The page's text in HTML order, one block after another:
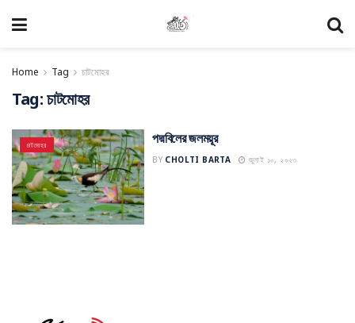
Home Tag চাটমোহর
Tag:চাটমোহর
চাটমোহর পদ্মবিলের জলময়ূর
BY CHOLTI BARTA জুলাই ১০, ২০২৩